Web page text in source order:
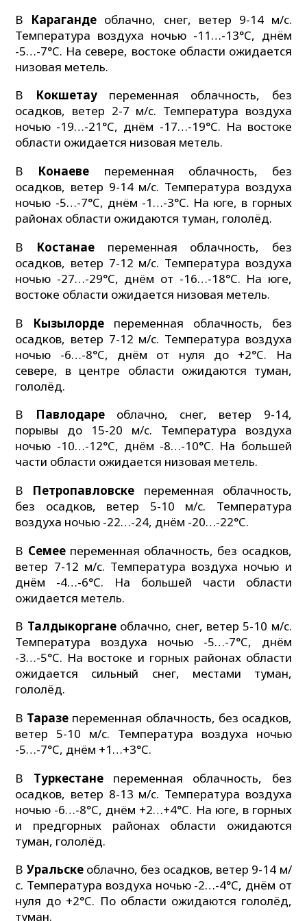
В Караганде облачно, снег, ветер 9-14 м/с.
Температура воздуха ночью -11…-13°C, днём
-5…-7°C. На севере, востоке области ожидается
низовая метель.
В Кокшетау переменная облачность, без
осадков, ветер 2-7 м/с. Температура воздуха
ночью -19…-21°C, днём -17…-19°C. На востоке
области ожидается низовая метель.
В Конаеве переменная облачность, без
осадков, ветер 9-14 м/с. Температура воздуха
ночью -5…-7°C, днём -1…-3°C. На юге, в горных
районах области ожидаются туман, гололёд.
В Костанаепеременная облачность, без
осадков, ветер 7-12 м/с. Температура воздуха
ночью -27…-29°C, днём от -16…-18°C. На юге,
востоке области ожидается низовая метель.
В Кызылорде переменная облачность, без
осадков, ветер 7-12 м/с. Температура воздуха
ночью -6…-8°C, днём от нуля до +2°C. На
севере, в центре области ожидаются туман,
гололёд.
В
Павлодареоблачно, снег, ветер 9-14,
порывы до 15-20 м/с. Температура воздуха
ночью -10…-12°C, днём -8…-10°C. На большей
части области ожидается низовая метель.
В Петропавловске переменная облачность,
без осадков, ветер 5-10 м/с. Температура
воздуха ночью -22…-24, днём -20…-22°C.
В Семее переменная облачность, без осадков,
ветер 7-12 м/с. Температура воздуха ночью и
днём -4…-6°C. На большей части области
ожидается метель.
В Талдыкорганеоблачно, снег, ветер 5-10 м/с.
Температура воздуха ночью -5…-7°C, днём
-3…-5°C. На востоке и горных районах области
ожидается сильный снег, местами туман,
гололёд.
В Таразе переменная облачность, без осадков,
ветер 5-10 м/с. Температура воздуха ночью
-5…-7°C, днём +1…+3°C.
В Туркестанепеременная облачность, без
осадков, ветер 8-13 м/с. Температура воздуха
ночью -6…-8°C, днём +2…+4°C. На юге, в горных
и предгорных районах области ожидаются
туман, гололёд.
В Уральскеоблачно, без осадков, ветер 9-14 м/
с. Температура воздуха ночью -2…-4°C, днём от
нуля до +2°C. По области ожидаются гололёд,
туман.